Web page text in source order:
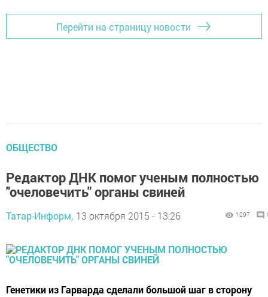
Перейти на страницу новости
ОБЩЕСТВО
Редактор ДНК помог ученым полностью
"очеловечить" органы свиней
Татар-Информ, 13 октября 2015 - 13:26 1297
Генетики из Гарварда сделали большой шаг в сторону